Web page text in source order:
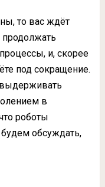
то вас ждёт
продолжать
и, скорее
под сокращение.
в
роботы
обсуждать,